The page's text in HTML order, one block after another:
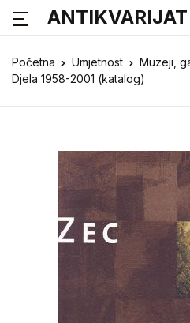
Početna Umjetnost Muzeji,
Djela 1958-2001 (katalog)